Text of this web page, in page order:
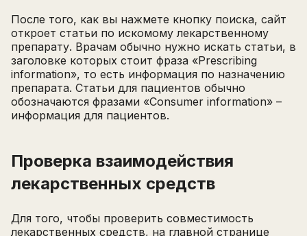
После того, как вы нажмете кнопку поиска, сайт
откроет статьи по искомому лекарственному
препарату. Врачам обычно нужно искать статьи, в
заголовке которых стоит фраза «Prescribing
information», то есть информация по назначению
препарата. Статьи для пациентов обычно
обозначаются фразами «Consumer information» –
информация для пациентов.
Проверка взаимодействия
лекарственных средств
Для того, чтобы проверить совместимость
лекарственных средств, на главной странице